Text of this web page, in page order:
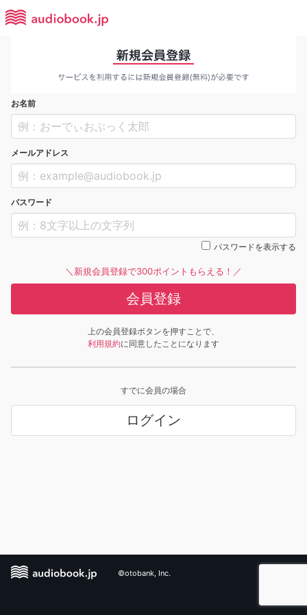
お名前
メールアドレス
パスワード
パスワードを表示する
＼新規会員登録で300ポイントもらえる！／
会員登録
上の会員登録ボタンを押すことで、
利用規約に同意したことになります
すでに会員の場合
ログイン
©otobank, Inc.